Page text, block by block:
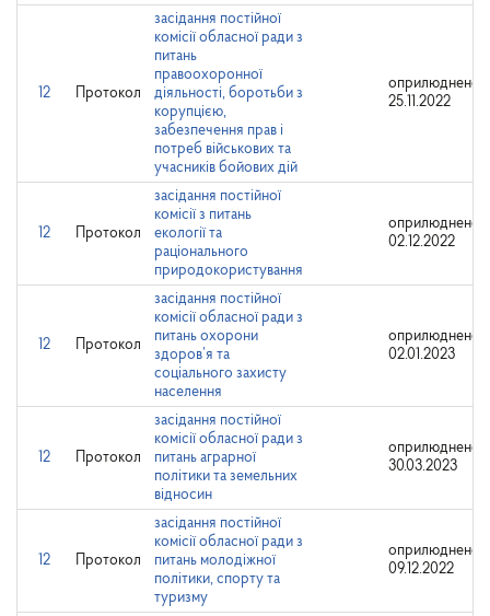
12 Протокол
засідання постійної
комісії обласної ради з
питань
правоохоронної
діяльності, боротьби з
корупцією,
забезпечення прав і
потреб військових та
учасників бойових дій
оприлюднено:
25.11.2022
12 Протокол
засідання постійної
комісії з питань
екології та
раціонального
природокористування
оприлюднено:
02.12.2022
12 Протокол
засідання постійної
комісії обласної ради з
питань охорони
здоров’я та
соціального захисту
населення
оприлюднено:
02.01.2023
12 Протокол
засідання постійної
комісії обласної ради з
питань аграрної
політики та земельних
відносин
оприлюднено:
30.03.2023
12 Протокол
засідання постійної
комісії обласної ради з
питань молодіжної
політики, спорту та
туризму
оприлюднено:
09.12.2022